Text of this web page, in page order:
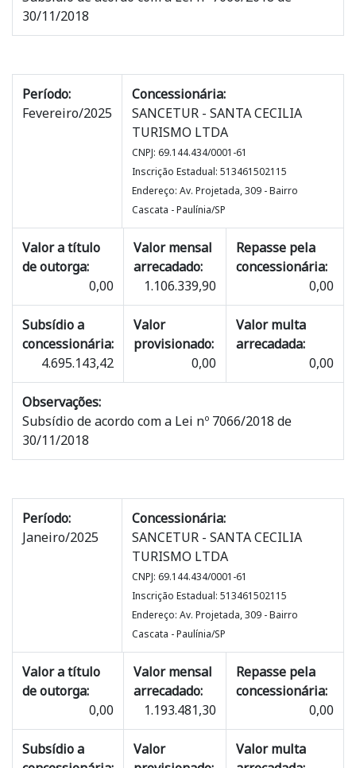
30/11/2018
Período:
Fevereiro/2025
Concessionária:
SANCETUR - SANTA CECILIA
TURISMO LTDA
CNPJ: 69.144.434/0001-61
Inscrição Estadual: 513461502115
Endereço: Av. Projetada, 309 - Bairro
Cascata - Paulínia/SP
Valor a título
de outorga:
0,00
Valor mensal
arrecadado:
1.106.339,90
Repasse pela
concessionária:
0,00
Subsídio a
concessionária:
4.695.143,42
Valor
provisionado:
0,00
Valor multa
arrecadada:
0,00
Observações:
Subsídio de acordo com a Lei nº 7066/2018 de
30/11/2018
Período:
Janeiro/2025
Concessionária:
SANCETUR - SANTA CECILIA
TURISMO LTDA
CNPJ: 69.144.434/0001-61
Inscrição Estadual: 513461502115
Endereço: Av. Projetada, 309 - Bairro
Cascata - Paulínia/SP
Valor a título
de outorga:
0,00
Valor mensal
arrecadado:
1.193.481,30
Repasse pela
concessionária:
0,00
Subsídio a
Valor
Valor multa